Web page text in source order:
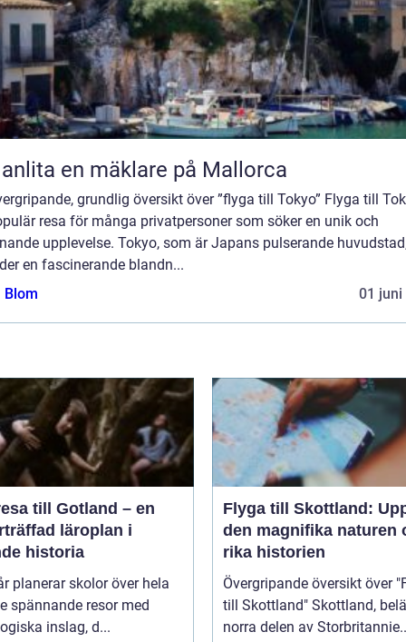
en mäklare på Mallorca
grundlig översikt över ”flyga till Tokyo” Flyga till
resa för många privatpersoner som söker en unik och
upplevelse. Tokyo, som är Japans pulserande
en fascinerande blandn...
Blom
01 juni
till Gotland – en
läroplan i
historia
planerar skolor över hela
spännande resor med
inslag, d...
Flyga till Skottland:
den magnifika naturen
rika historien
Övergripande översikt över
till Skottland" Skottland, beläget i
norra delen av